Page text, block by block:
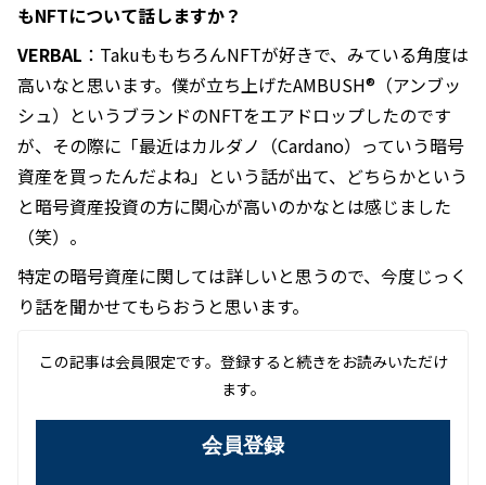
もNFTについて話しますか？
VERBAL ：TakuももちろんNFTが好きで、みている角度は
高いなと思います。僕が立ち上げたAMBUSH®（アンブッ
シュ）というブランドのNFTをエアドロップしたのです
が、その際に「最近はカルダノ（Cardano）っていう暗号
資産を買ったんだよね」という話が出て、どちらかという
と暗号資産投資の方に関心が高いのかなとは感じました
（笑）。
特定の暗号資産に関しては詳しいと思うので、今度じっく
り話を聞かせてもらおうと思います。
この記事は会員限定です。登録すると続きをお読みいただけ
ます。
会員登録